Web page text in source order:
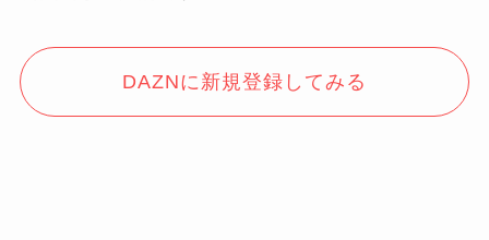
DAZNに新規登録してみる